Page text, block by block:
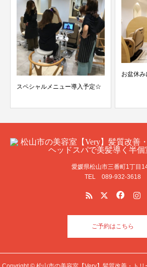
スペシャルメニュー導入予定☆
お盆休
愛媛県松山市三番町1丁目
TEL 089-932-3618
ご予約はこちら